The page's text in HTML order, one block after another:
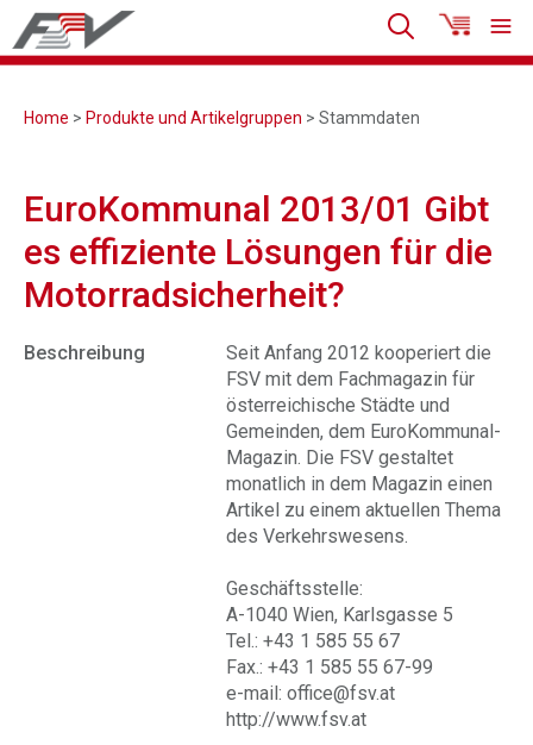
Home > Produkte und Artikelgruppen > Stammdaten
EuroKommunal 2013/01 Gibt
es effiziente Lösungen für die
Motorradsicherheit?
Beschreibung
Seit Anfang 2012 kooperiert die
FSV mit dem Fachmagazin für
österreichische Städte und
Gemeinden, dem EuroKommunal-
Magazin. Die FSV gestaltet
monatlich in dem Magazin einen
Artikel zu einem aktuellen Thema
des Verkehrswesens.
Geschäftsstelle:
A-1040 Wien, Karlsgasse 5
Tel.: +43 1 585 55 67
Fax.: +43 1 585 55 67-99
e-mail: office@fsv.at
http://www.fsv.at